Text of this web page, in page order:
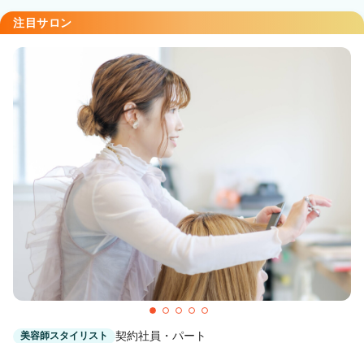
注目サロン
美容師スタイリスト 契約社員・パート